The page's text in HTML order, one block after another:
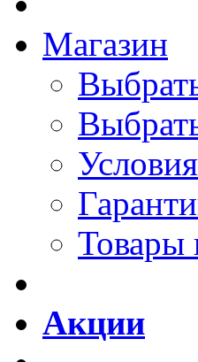
Магазин
Товары
Акции